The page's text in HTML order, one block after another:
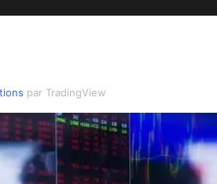
par TradingView